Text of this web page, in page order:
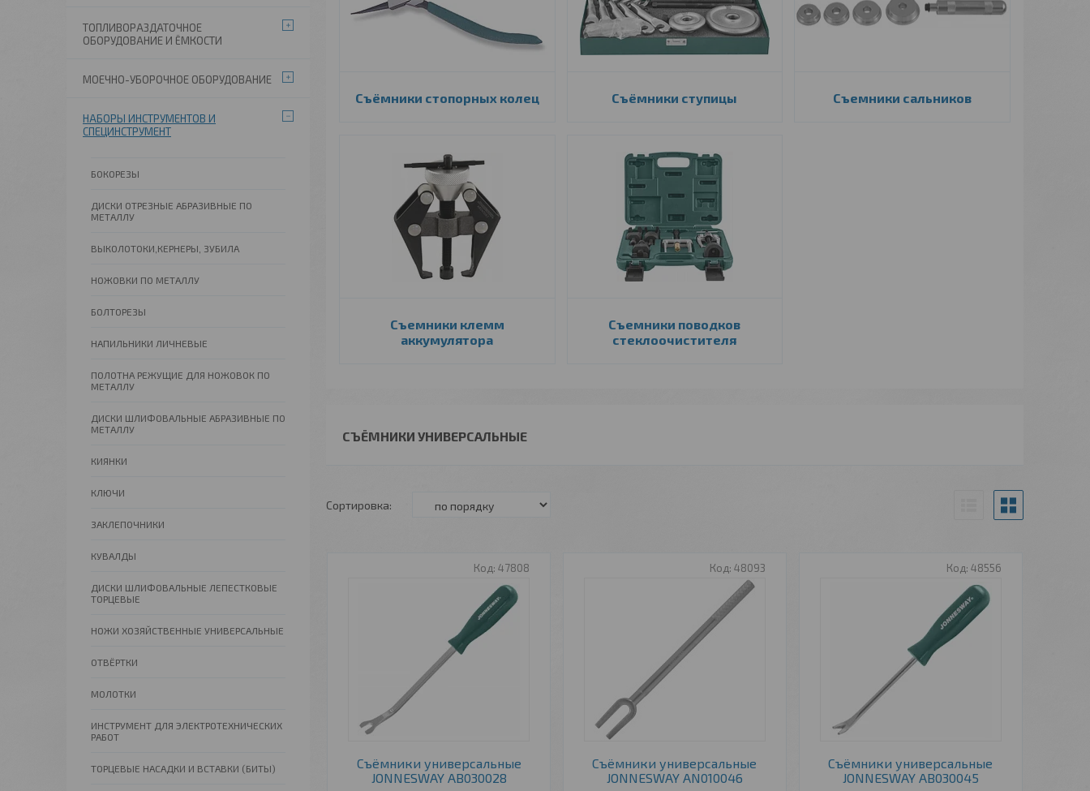
Съёмники стопорных колец Съёмники ступицы Съемники сальников
Съемники клемм
аккумулятора
Съемники поводков
стеклоочистителя
СЪЁМНИКИ УНИВЕРСАЛЬНЫЕ
47808
Съёмники универсальные
JONNESWAY AB030028
48093
Съёмники универсальные
JONNESWAY AN010046
48556
Съёмники универсальные
JONNESWAY AB030045
ТОПЛИВОРАЗДАТОЧНОЕ
ОБОРУДОВАНИЕ И ЁМКОСТИ
МОЕЧНО-УБОРОЧНОЕ ОБОРУДОВАНИЕ
НАБОРЫ ИНСТРУМЕНТОВ И
СПЕЦИНСТРУМЕНТ
БОКОРЕЗЫ
ДИСКИ ОТРЕЗНЫЕ АБРАЗИВНЫЕ ПО
МЕТАЛЛУ
ВЫКОЛОТОКИ,КЕРНЕРЫ, ЗУБИЛА
НОЖОВКИ ПО МЕТАЛЛУ
БОЛТОРЕЗЫ
НАПИЛЬНИКИ ЛИЧНЕВЫЕ
ПОЛОТНА РЕЖУЩИЕ ДЛЯ НОЖОВОК ПО
МЕТАЛЛУ
ДИСКИ ШЛИФОВАЛЬНЫЕ АБРАЗИВНЫЕ ПО
МЕТАЛЛУ
КИЯНКИ
КЛЮЧИ
ЗАКЛЕПОЧНИКИ
КУВАЛДЫ
ДИСКИ ШЛИФОВАЛЬНЫЕ ЛЕПЕСТКОВЫЕ
ТОРЦЕВЫЕ
НОЖИ ХОЗЯЙСТВЕННЫЕ УНИВЕРСАЛЬНЫЕ
ОТВЁРТКИ
МОЛОТКИ
ИНСТРУМЕНТ ДЛЯ ЭЛЕКТРОТЕХНИЧЕСКИХ
РАБОТ
ТОРЦЕВЫЕ НАСАДКИ И ВСТАВКИ (БИТЫ)